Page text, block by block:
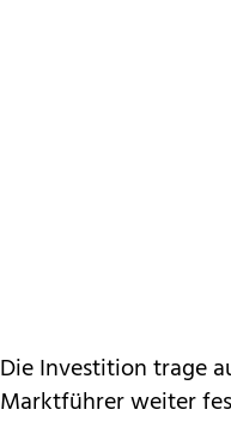
Die Investition trage
Marktführer weiter